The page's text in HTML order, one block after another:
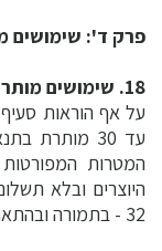
פרק ד': שימושים
18. שימושים מותרים
עד 30
המטרות
היוצרים ובלא
32 - בתמורה ובהתאם להוראות אותו סעיף.